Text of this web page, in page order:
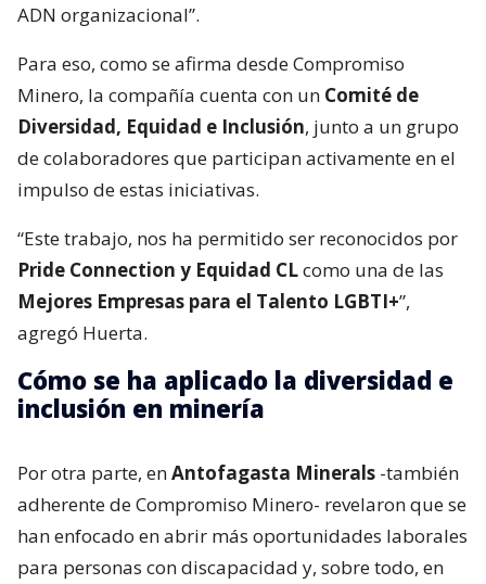
ADN organizacional”.
Para eso, como se afirma desde Compromiso
Minero, la compañía cuenta con un Comité de
Diversidad, Equidad e Inclusión, junto a un grupo
de colaboradores que participan activamente en el
impulso de estas iniciativas.
“Este trabajo, nos ha permitido ser reconocidos por
Pride Connection y Equidad CLcomo una de las
Mejores Empresas para el Talento LGBTI+”,
agregó Huerta.
Cómo se ha aplicado la diversidad e
inclusión en minería
Por otra parte, enAntofagasta Minerals -también
adherente de Compromiso Minero- revelaron que se
han enfocado en abrir más oportunidades laborales
para personas con discapacidad y, sobre todo, en